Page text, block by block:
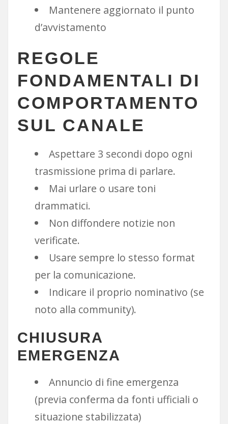
Mantenere aggiornato il punto
d’avvistamento
REGOLE
FONDAMENTALI DI
COMPORTAMENTO
SUL CANALE
Aspettare 3 secondi dopo ogni
trasmissione prima di parlare.
Mai urlare o usare toni
drammatici.
Non diffondere notizie non
verificate.
Usare sempre lo stesso format
per la comunicazione.
Indicare il proprio nominativo (se
noto alla community).
CHIUSURA
EMERGENZA
Annuncio di fine emergenza
(previa conferma da fonti ufficiali o
situazione stabilizzata)